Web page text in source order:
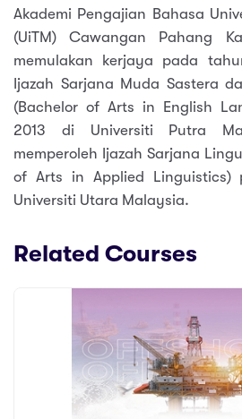
Akademi Pengajian Bahasa
(UiTM) Cawangan Pahang
memulakan kerjaya pada
Ijazah Sarjana Muda Sastera
(Bachelor of Arts in English
2013 di Universiti Putra
memperoleh Ijazah Sarjana
of Arts in Applied Linguistics)
Universiti Utara Malaysia.
Related Courses